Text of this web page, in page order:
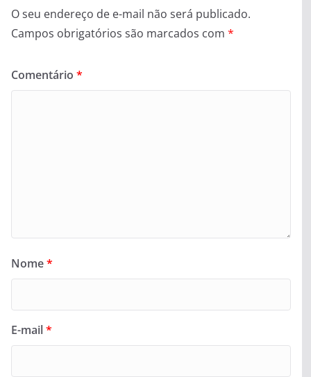
O seu endereço de e-mail não será publicado.
Campos obrigatórios são marcados com *
Comentário *
Nome*
E-mail*